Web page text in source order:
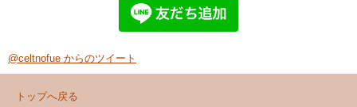
@celtnofue からのツイート
トップへ戻る